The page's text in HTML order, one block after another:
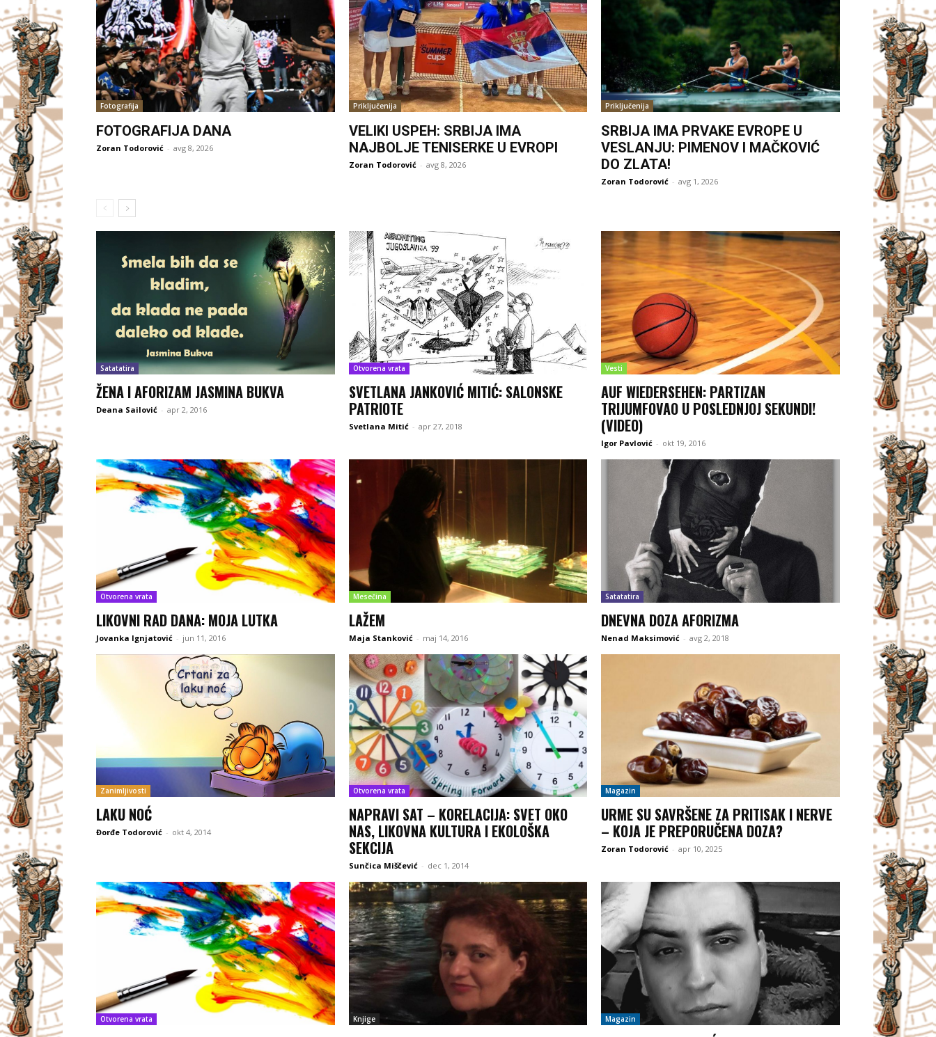
Fotografija
FOTOGRAFIJA DANA
Zoran Todorović - avg 8, 2026
Priključenija
VELIKI USPEH: SRBIJA IMA
NAJBOLJE TENISERKE U EVROPI
Zoran Todorović - avg 8, 2026
Priključenija
SRBIJA IMA PRVAKE EVROPE U
VESLANJU: PIMENOV I MAČKOVIĆ
DO ZLATA!
Zoran Todorović - avg 1, 2026
Satatatira
ŽENA I AFORIZAM JASMINA BUKVA
Deana Sailović - apr 2, 2016
Otvorena vrata
SVETLANA JANKOVIĆ MITIĆ: SALONSKE
PATRIOTE
Svetlana Mitić - apr 27, 2018
Vesti
AUF WIEDERSEHEN: PARTIZAN
TRIJUMFOVAO U POSLEDNJOJ SEKUNDI!
(VIDEO)
Igor Pavlović - okt 19, 2016
Otvorena vrata
LIKOVNI RAD DANA: MOJA LUTKA
Jovanka Ignjatović - jun 11, 2016
Mesečina
LAŽEM
Maja Stanković - maj 14, 2016
Satatatira
DNEVNA DOZA AFORIZMA
Nenad Maksimović - avg 2, 2018
Zanimljivosti
LAKU NOĆ
Đorđe Todorović - okt 4, 2014
Otvorena vrata
NAPRAVI SAT – KORELACIJA: SVET OKO
NAS, LIKOVNA KULTURA I EKOLOŠKA
SEKCIJA
Sunčica Miščević - dec 1, 2014
Magazin
URME SU SAVRŠENE ZA PRITISAK I NERVE
– KOJA JE PREPORUČENA DOZA?
Zoran Todorović - apr 10, 2025
Otvorena vrata Knjige Magazin